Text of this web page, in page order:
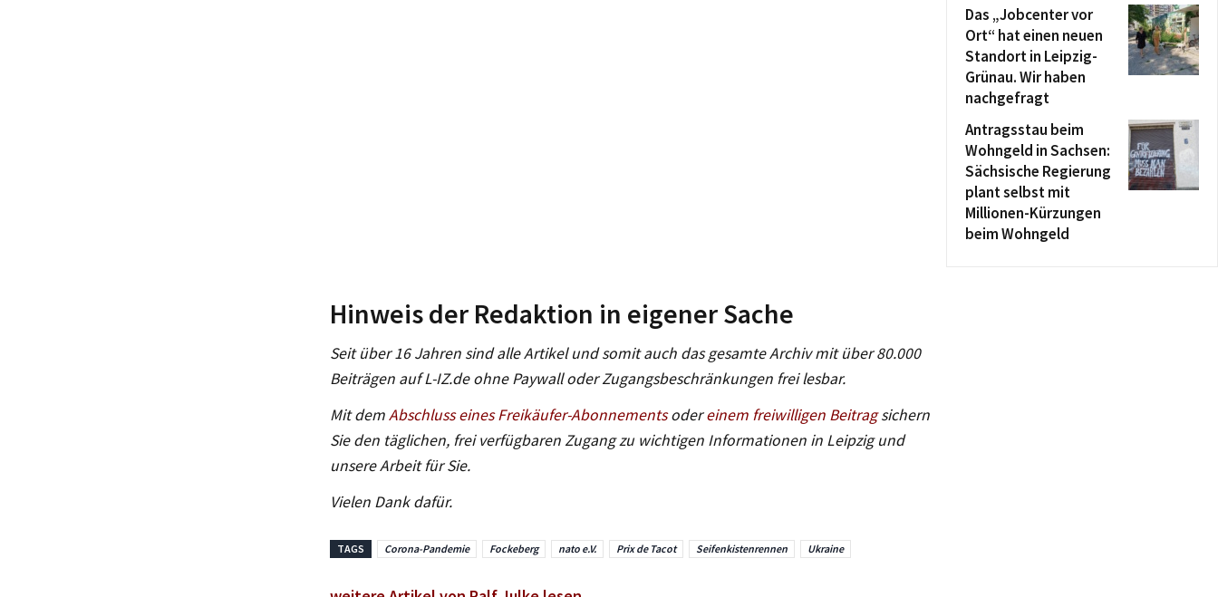
Hinweis der Redaktion in eigener Sache
Seit über 16 Jahren sind alle Artikel und somit auch das gesamte Archiv mit über 80.000
Beiträgen auf L-IZ.de ohne Paywall oder Zugangsbeschränkungen frei lesbar.
Mit demAbschluss eines Freikäufer-Abonnementsodereinem freiwilligen Beitragsichern
Sie den täglichen, frei verfügbaren Zugang zu wichtigen Informationen in Leipzig und
unsere Arbeit für Sie.
Vielen Dank dafür.
TAGS Corona-Pandemie Fockeberg nato e.V. Prix de Tacot Seifenkistenrennen Ukraine
Das „Jobcenter vor
Ort“ hat einen neuen
Standort in Leipzig-
Grünau. Wir haben
nachgefragt
Antragsstau beim
Wohngeld in Sachsen:
Sächsische Regierung
plant selbst mit
Millionen-Kürzungen
beim Wohngeld